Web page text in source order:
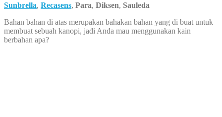
Sunbrella, Recasens, Para, Diksen, Sauleda
Bahan bahan di atas merupakan bahakan bahan yang di buat untuk
membuat sebuah kanopi, jadi Anda mau menggunakan kain
berbahan apa?